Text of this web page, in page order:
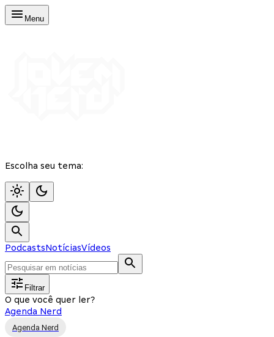
Menu
Escolha seu tema:
PodcastsNotíciasVídeos
Filtrar
O que você quer ler?
Agenda Nerd
Agenda Nerd